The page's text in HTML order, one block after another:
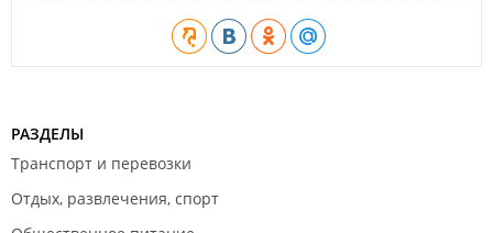
РАЗДЕЛЫ
Транспорт и перевозки
Отдых, развлечения, спорт